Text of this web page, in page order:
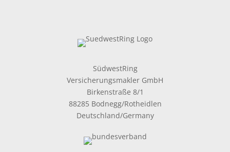
SüdwestRing
Versicherungsmakler GmbH
Birkenstraße 8/1
88285 Bodnegg/Rotheidlen
Deutschland/Germany